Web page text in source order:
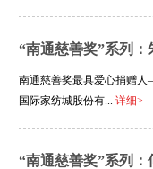
“南通慈善奖”系列：
南通慈善奖最具爱心捐赠
国际家纺城股份有... 详细>
“南通慈善奖”系列：